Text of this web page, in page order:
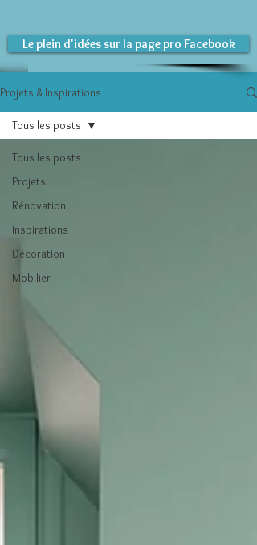
Le plein d'idées sur la page pro Facebook
Projets & Inspirations
Tous les posts
Projets
Rénovation
Inspirations
Décoration
Mobilier
Tous les posts